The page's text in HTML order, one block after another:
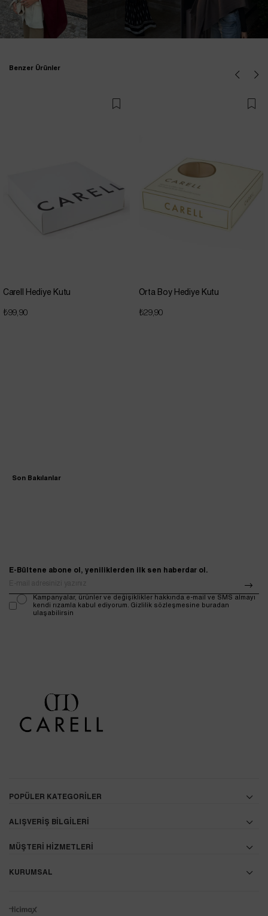
Benzer Ürünler
Carell Hediye Kutu
₺99,90
Orta Boy Hediye Kutu
₺29,90
Son Bakılanlar
E-Bültene abone ol, yeniliklerden ilk sen haberdar ol.
Kampanyalar, ürünler ve değişiklikler hakkında e-mail ve SMS almayı
kendi rızamla kabul ediyorum. Gizlilik sözleşmesine buradan
ulaşabilirsin
POPÜLER KATEGORİLER
ALIŞVERİŞ BİLGİLERİ
MÜŞTERİ HİZMETLERİ
KURUMSAL